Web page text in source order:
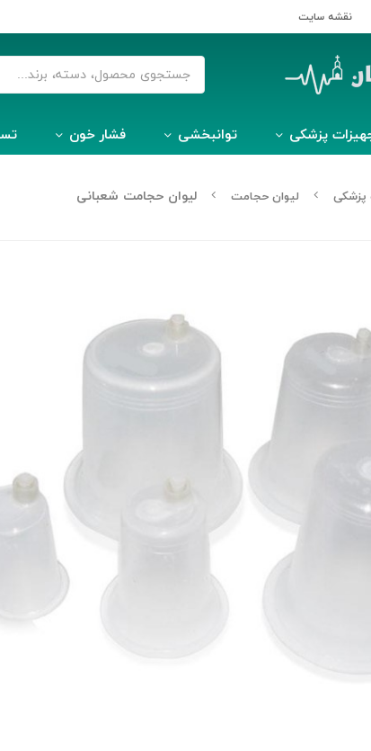
نقشه سایت
پزشکی توانبخشی فشار خون
پزشکی لیوان حجامت لیوان حجامت شعبانی